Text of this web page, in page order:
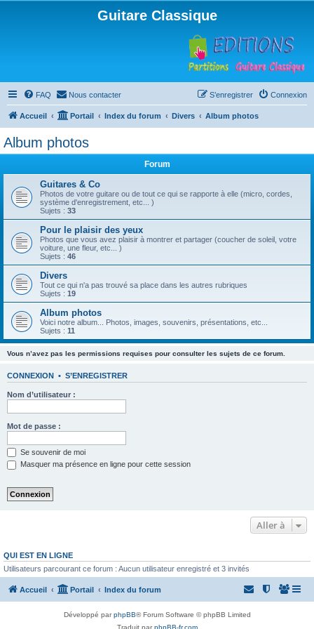
Guitare Classique
FAQ Nous contacter Connexion
S’enregistrer
Accueil Portail Index du forum Divers Album photos
Album photos
Forum
Guitares & Co
Photos de votre guitare ou de tout ce qui se rapporte à elle (micro, cordes,
système d'enregistrement, etc... )
Sujets : 33
Pour le plaisir des yeux
Photos que vous avez plaisir à montrer et partager (coucher de soleil, votre
voiture, une fleur, etc... )
Sujets : 46
Divers
Tout ce qui n'a pas trouvé sa place dans les autres rubriques
Sujets : 19
Album photos
Voici notre album... Photos, images, souvenirs, présentations, etc...
Sujets : 11
Vous n’avez pas les permissions requises pour consulter les sujets de ce forum.
CONNEXION • S’ENREGISTRER
Nom d’utilisateur :
Mot de passe :
Se souvenir de moi
Masquer ma présence en ligne pour cette session
Aller à
QUI EST EN LIGNE
Utilisateurs parcourant ce forum : Aucun utilisateur enregistré et 3 invités
Accueil Portail Index du forum
Développé parphpBB® Forum Software © phpBB Limited
Traduit parphpBB-fr.com